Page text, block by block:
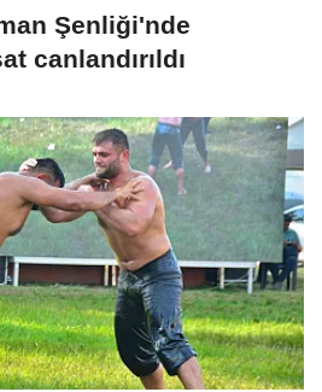
Şenliği'nde
canlandırıldı